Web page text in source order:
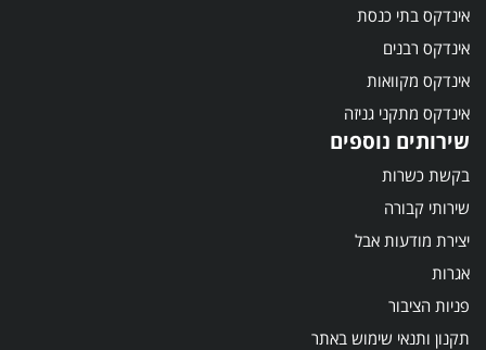
אינדקס בתי כנסת
אינדקס רבנים
אינדקס מקוואות
אינדקס מתקני גניזה
שירותים נוספים
בקשת כשרות
שירותי קבורה
יצירת מודעות אבל
אגרות
פניות הציבור
תקנון ותנאי שימוש באתר